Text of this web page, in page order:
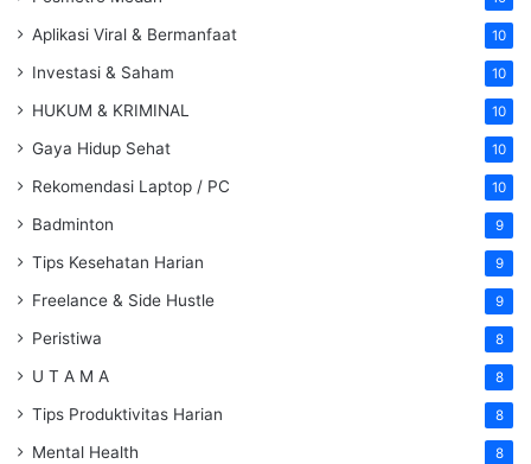
Aplikasi Viral & Bermanfaat 10
Investasi & Saham 10
HUKUM & KRIMINAL 10
Gaya Hidup Sehat 10
Rekomendasi Laptop / PC 10
Badminton 9
Tips Kesehatan Harian 9
Freelance & Side Hustle 9
Peristiwa 8
U T A M A 8
Tips Produktivitas Harian 8
Mental Health 8